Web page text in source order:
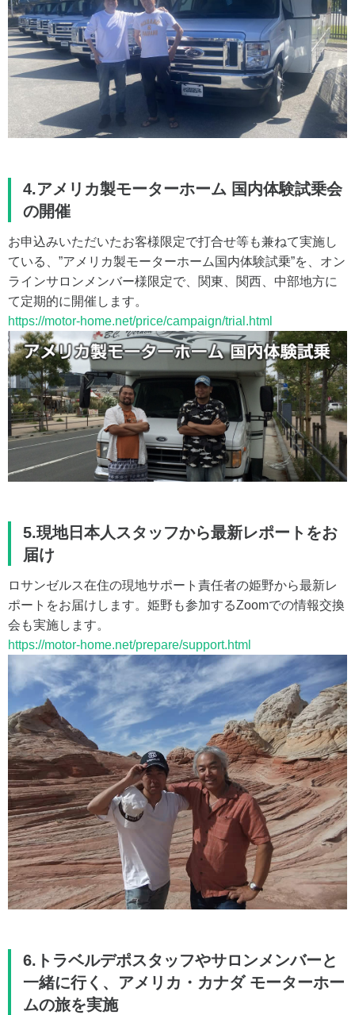
4.アメリカ製モーターホーム 国内体験試乗会
の開催
お申込みいただいたお客様限定で打合せ等も兼ねて実施し
ている、”アメリカ製モーターホーム国内体験試乗”を、オン
ラインサロンメンバー様限定で、関東、関西、中部地方に
て定期的に開催します。
https://motor-home.net/price/campaign/trial.html
5.現地日本人スタッフから最新レポートをお
届け
ロサンゼルス在住の現地サポート責任者の姫野から最新レ
ポートをお届けします。姫野も参加するZoomでの情報交換
会も実施します。
https://motor-home.net/prepare/support.html
6.トラベルデポスタッフやサロンメンバーと
一緒に行く、アメリカ・カナダ モーターホー
ムの旅を実施